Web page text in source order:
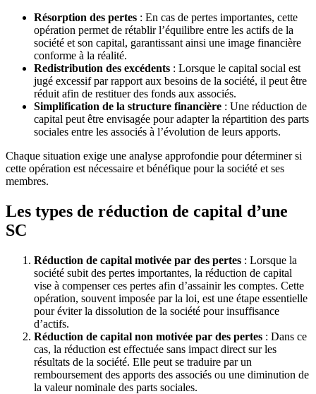
Résorption des pertes : En cas de pertes importantes, cette
opération permet de rétablir l’équilibre entre les actifs de la
société et son capital, garantissant ainsi une image financière
conforme à la réalité.
Redistribution des excédents : Lorsque le capital social est
jugé excessif par rapport aux besoins de la société, il peut être
réduit afin de restituer des fonds aux associés.
Simplification de la structure financière : Une réduction de
capital peut être envisagée pour adapter la répartition des parts
sociales entre les associés à l’évolution de leurs apports.
Chaque situation exige une analyse approfondie pour déterminer si
cette opération est nécessaire et bénéfique pour la société et ses
membres.
Les types de réduction de capital d’une
SC
Réduction de capital motivée par des pertes : Lorsque la
société subit des pertes importantes, la réduction de capital
vise à compenser ces pertes afin d’assainir les comptes. Cette
opération, souvent imposée par la loi, est une étape essentielle
pour éviter la dissolution de la société pour insuffisance
d’actifs.
Réduction de capital non motivée par des pertes : Dans ce
cas, la réduction est effectuée sans impact direct sur les
résultats de la société. Elle peut se traduire par un
remboursement des apports des associés ou une diminution de
la valeur nominale des parts sociales.